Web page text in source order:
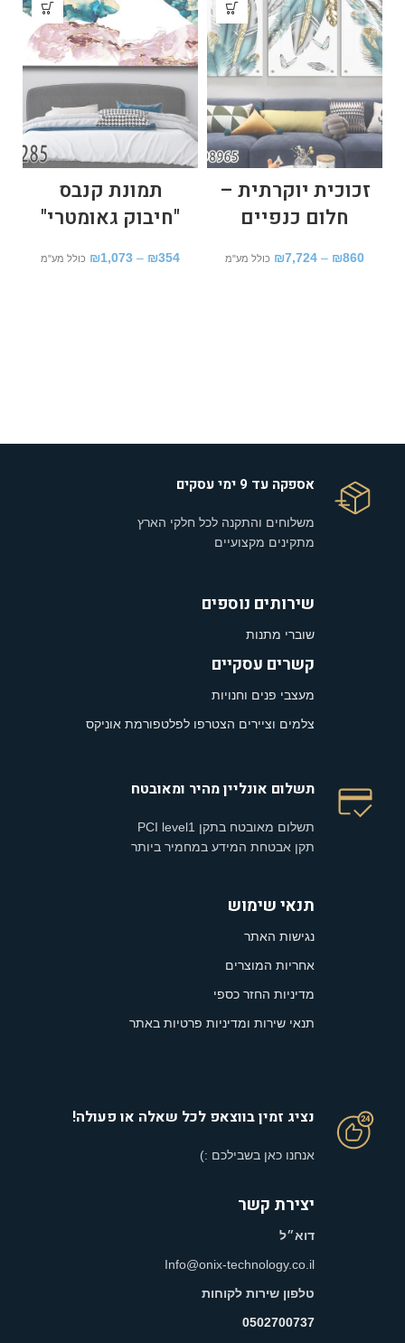
זכוכית יוקרתית –
חלום כנפיים
₪860
–
₪7,724 כולל מע"מ
תמונת קנבס
"חיבוק גאומטרי"
₪354
–
₪1,073 כולל מע"מ
אספקה עד 9 ימי עסקים
משלוחים והתקנה לכל חלקי הארץ
מתקינים מקצועיים
שירותים נוספים
שוברי מתנות
קשרים עסקיים
מעצבי פנים וחנויות
צלמים וציירים הצטרפו לפלטפורמת אוניקס
תשלום אונליין מהיר ומאובטח
תשלום מאובטח בתקן PCI level1
תקן אבטחת המידע במחמיר ביותר
תנאי שימוש
נגישות האתר
אחריות המוצרים
מדיניות החזר כספי
תנאי שירות ומדיניות פרטיות באתר
נציג זמין בווצאפ לכל שאלה או פעולה!
אנחנו כאן בשבילכם :)
יצירת קשר
דוא״ל
Info@onix-technology.co.il
טלפון שירות לקוחות
0502700737